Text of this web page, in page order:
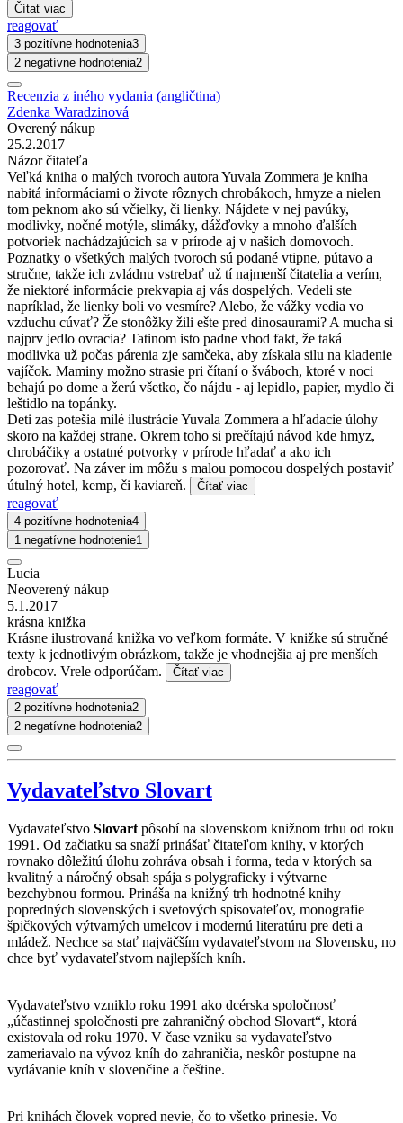
Čítať viac
reagovať
3 pozitívne hodnotenia3
2 negatívne hodnotenia2
Recenzia z iného vydania (angličtina)
Zdenka Waradzinová
Overený nákup
25.2.2017
Názor čitateľa
Veľká kniha o malých tvoroch autora Yuvala Zommera je kniha
nabitá informáciami o živote rôznych chrobákoch, hmyze a nielen
tom peknom ako sú včielky, či lienky. Nájdete v nej pavúky,
modlivky, nočné motýle, slimáky, dážďovky a mnoho ďalších
potvoriek nachádzajúcich sa v prírode aj v našich domovoch.
Poznatky o všetkých malých tvoroch sú podané vtipne, pútavo a
stručne, takže ich zvládnu vstrebať už tí najmenší čitatelia a verím,
že niektoré informácie prekvapia aj vás dospelých. Vedeli ste
napríklad, že lienky boli vo vesmíre? Alebo, že vážky vedia vo
vzduchu cúvať? Že stonôžky žili ešte pred dinosaurami? A mucha si
najprv jedlo ovracia? Tatinom isto padne vhod fakt, že taká
modlivka už počas párenia zje samčeka, aby získala silu na kladenie
vajíčok. Maminy možno strasie pri čítaní o šváboch, ktoré v noci
behajú po dome a žerú všetko, čo nájdu - aj lepidlo, papier, mydlo či
leštidlo na topánky.
Deti zas potešia milé ilustrácie Yuvala Zommera a hľadacie úlohy
skoro na každej strane. Okrem toho si prečítajú návod kde hmyz,
chrobáčiky a ostatné potvorky v prírode hľadať a ako ich
pozorovať. Na záver im môžu s malou pomocou dospelých postaviť
útulný hotel, kemp, či kaviareň.
Čítať viac
reagovať
4 pozitívne hodnotenia4
1 negatívne hodnotenie1
Lucia
Neoverený nákup
5.1.2017
krásna knižka
Krásne ilustrovaná knižka vo veľkom formáte. V knižke sú stručné
texty k jednotlivým obrázkom, takže je vhodnejšia aj pre menších
drobcov. Vrele odporúčam.
Čítať viac
reagovať
2 pozitívne hodnotenia2
2 negatívne hodnotenia2
Vydavateľstvo Slovart
Vydavateľstvo Slovart pôsobí na slovenskom knižnom trhu od roku
1991. Od začiatku sa snaží prinášať čitateľom knihy, v ktorých
rovnako dôležitú úlohu zohráva obsah i forma, teda v ktorých sa
kvalitný a náročný obsah spája s polygraficky i výtvarne
bezchybnou formou. Prináša na knižný trh hodnotné knihy
popredných slovenských i svetových spisovateľov, monografie
špičkových výtvarných umelcov i modernú literatúru pre deti a
mládež. Nechce sa stať najväčším vydavateľstvom na Slovensku, no
chce byť vydavateľstvom najlepších kníh.
Vydavateľstvo vzniklo roku 1991 ako dcérska spoločnosť
„účastinnej spoločnosti pre zahraničný obchod Slovart“, ktorá
existovala od roku 1970. V čase vzniku sa vydavateľstvo
zameriavalo na vývoz kníh do zahraničia, neskôr postupne na
vydávanie kníh v slovenčine a češtine.
Pri knihách človek vopred nevie, čo to všetko prinesie. Vo